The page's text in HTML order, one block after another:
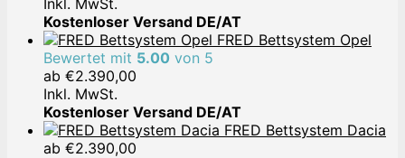
Inkl. MwSt.
Kostenloser Versand DE/AT
FRED Bettsystem Opel
Bewertet mit 5.00 von 5
ab €2.390,00
Inkl. MwSt.
Kostenloser Versand DE/AT
FRED Bettsystem Dacia
ab €2.390,00